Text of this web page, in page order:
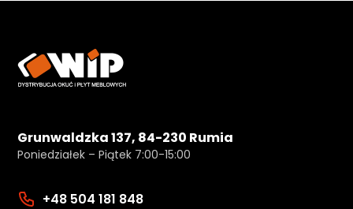
Grunwaldzka 137, 84-230 Rumia
Poniedziałek – Piątek 7:00-15:00
+48 504 181 848